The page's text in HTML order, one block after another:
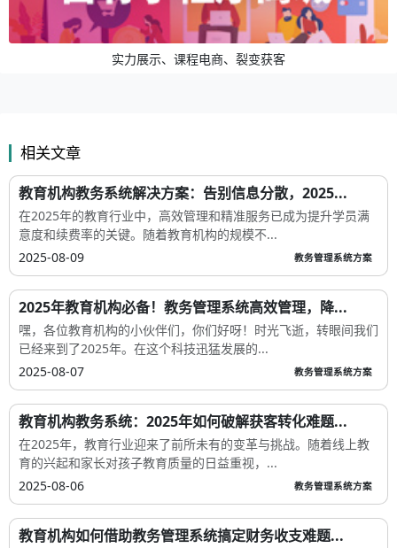
实力展示、课程电商、裂变获客
相关文章
教育机构教务系统解决方案：告别信息分散，2025...
在2025年的教育行业中，高效管理和精准服务已成为提升学员满
意度和续费率的关键。随着教育机构的规模不...
2025-08-09
教务管理系统方案
2025年教育机构必备！教务管理系统高效管理，降...
嘿，各位教育机构的小伙伴们，你们好呀！时光飞逝，转眼间我们
已经来到了2025年。在这个科技迅猛发展的...
2025-08-07
教务管理系统方案
教育机构教务系统：2025年如何破解获客转化难题...
在2025年，教育行业迎来了前所未有的变革与挑战。随着线上教
育的兴起和家长对孩子教育质量的日益重视，...
2025-08-06
教务管理系统方案
教育机构如何借助教务管理系统搞定财务收支难题...